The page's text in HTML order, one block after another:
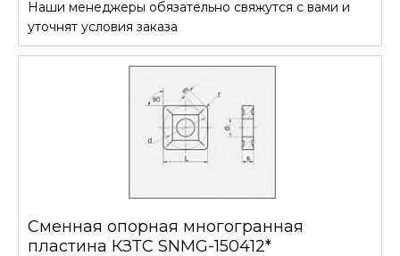
СТОИМОСТЬ
Наши менеджеры обязательно свяжутся с вами и
уточнят условия заказа
Сменная опорная многогранная
пластина КЗТС SNMG-150412*